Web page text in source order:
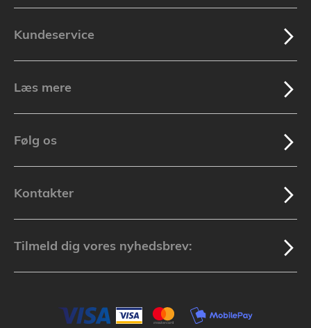
Kundeservice
Læs mere
Følg os
Kontakter
Tilmeld dig vores nyhedsbrev: